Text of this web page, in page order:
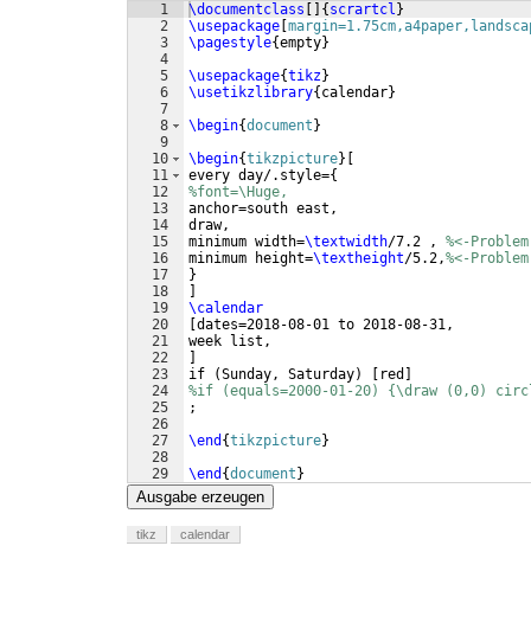
1
2
3
4
5
6
7
8
9
10
11
12
13
14
15
16
17
18
19
20
21
22
23
24
25
26
27
28
29
\documentclass { scrartcl }
\usepackage
\pagestyle{empty}
\usepackage{tikz}
\usetikzlibrary{ calendar}
\begin{document }
\begin{tikzpicture}
every day/.style={
%font=\Huge,
anchor=south east,
draw,
minimum width=\textwidth/7.2 , %<-Problem
minimum height=\textheight/5.2,%<-Problem
}
\calendar
dates=2018-08-01 to 2018-08-31,
week list,
if
(Sunday, Saturday) red
%if (equals=2000-01-20) {\draw (0,0)
;
\end {tikzpicture}
\end {document }
Ausgabe erzeugen
tikz calendar